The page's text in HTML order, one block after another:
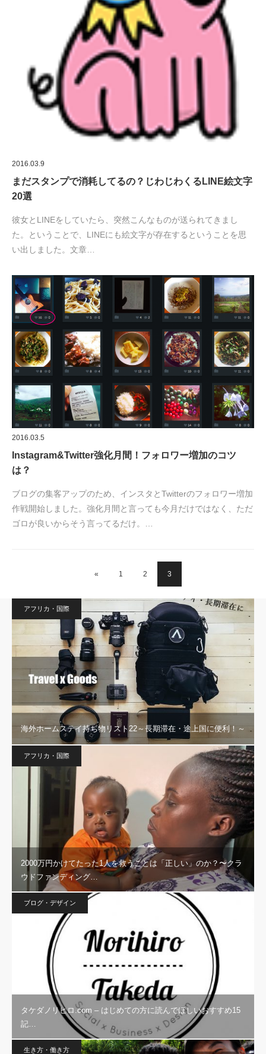
2016.03.9
まだスタンプで消耗してるの？じわじわくるLINE絵文字
20選
彼女とLINEをしていたら、突然こんなものが送られてきまし
た。ということで、LINEにも絵文字が存在するということを思
い出しました。文章…
2016.03.5
Instagram&Twitter強化月間！フォロワー増加のコツ
は？
ブログの集客アップのため、インスタとTwitterのフォロワー増加
作戦開始しました。強化月間と言っても今月だけではなく、ただ
ゴロが良いからそう言ってるだけ。…
« 1 2 3
アフリカ・国際
海外ホームステイ持ち物リスト22～長期滞在・途上国に便利！～
アフリカ・国際
2000万円かけてたった1人を救うことは「正しい」のか？〜クラ
ウドファンディング…
ブログ・デザイン
タケダノリヒロ.com – はじめての方に読んでほしいおすすめ15
記…
生き方・働き方